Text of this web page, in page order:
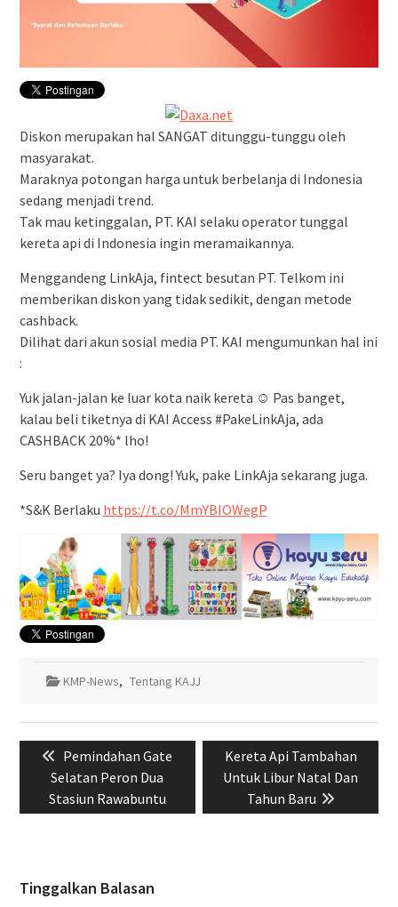
Diskon merupakan hal SANGAT ditunggu-tunggu oleh
masyarakat.
Maraknya potongan harga untuk berbelanja di Indonesia
sedang menjadi trend.
Tak mau ketinggalan, PT. KAI selaku operator tunggal
kereta api di Indonesia ingin meramaikannya.
Menggandeng LinkAja, fintect besutan PT. Telkom ini
memberikan diskon yang tidak sedikit, dengan metode
cashback.
Dilihat dari akun sosial media PT. KAI mengumunkan hal ini
:
Yuk jalan-jalan ke luar kota naik kereta ☺ Pas banget,
kalau beli tiketnya di KAI Access #PakeLinkAja, ada
CASHBACK 20%* lho!
Seru banget ya? Iya dong! Yuk, pake LinkAja sekarang juga.
*S&K Berlaku https://t.co/MmYBIOWegP
KMP-News, Tentang KAJJ
pos
Previous
post:
Pemindahan Gate
Selatan Peron Dua
Stasiun Rawabuntu
Next
post:
Kereta Api Tambahan
Untuk Libur Natal Dan
Tahun Baru
Tinggalkan Balasan